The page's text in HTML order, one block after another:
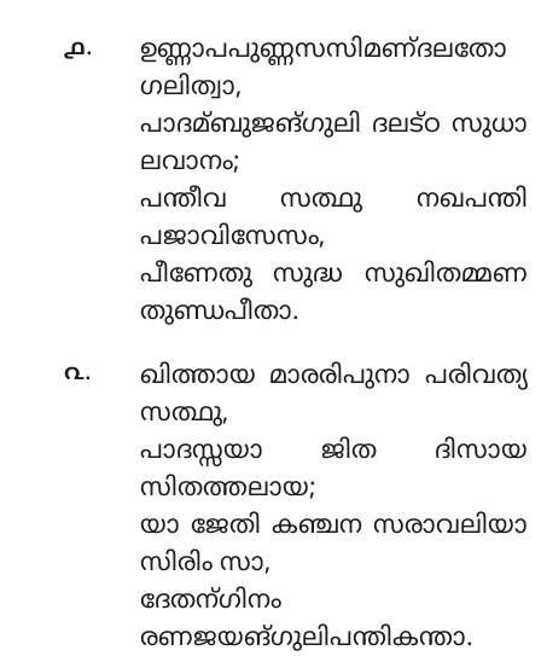
൧.
ഉണ്ണാപപുണ്ണസസിമണ്ദലതോ
ഗലിത്വാ,
പാദമ്ബുജങ്ഗുലി ദലട്ഠ സുധാ
ലവാനം;
പന്തീവ സത്ഥു നഖപന്തി
പജാവിസേസം,
പീണേതു സുദ്ധ സുഖിതമ്മണ
തുണ്ഡപീതാ.
൨.
ഖിത്തായ മാരരിപുനാ പരിവത്യ
സത്ഥു,
പാദസ്സയാ ജിത ദിസായ
സിതത്തലായ;
യാ ജേതി കഞ്ചന സരാവലിയാ
സിരിം സാ,
ദേതന്ഗിനം
രണജയങ്ഗുലിപന്തികന്താ.